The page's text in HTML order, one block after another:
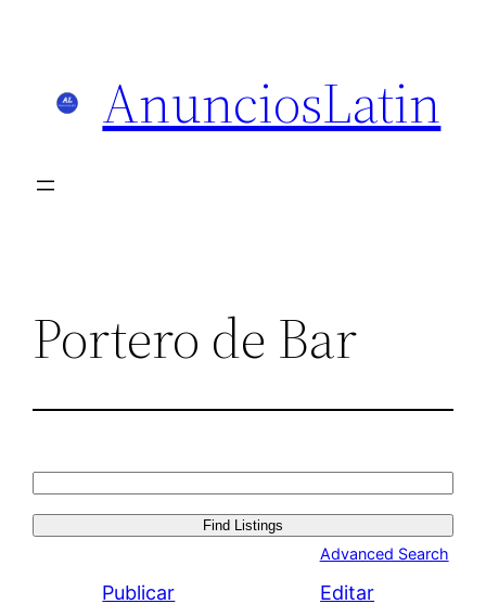
AnunciosLatin
Portero de Bar
Search
for:
Advanced Search
Publicar Editar